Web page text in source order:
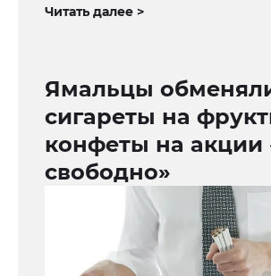
Читать далее >
Ямальцы
сигареты на
конфеты на
свободно»